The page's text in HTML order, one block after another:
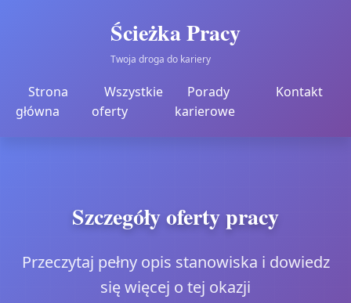
Ścieżka Pracy
Twoja droga do kariery
Strona
główna
Wszystkie
oferty
Porady
karierowe
Kontakt
Szczegóły oferty pracy
Przeczytaj pełny opis stanowiska i dowiedz
się więcej o tej okazji